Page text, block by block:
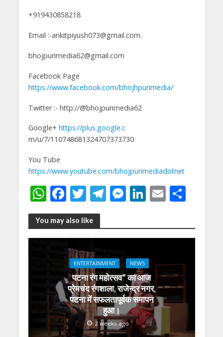
+919430858218
Email :-ankitpiyush073@gmail.com.
bhojpurimedia62@gmail.com
Facebook Page
https://www.facebook.com/bhojhpurimedia/
Twitter :- http://@bhojpurimedia62
Google+ https://plus.google.c
m/u/7/110748681324707373730
You Tube
https://www.youtube.com/bhojpurimediadotnet
W
h
at
s
p
F
ac
e
b
o
o
k
T
w
itt
er
T
e
gr
a
m
M
ss
e
n
g
er
Li
k
e
dI
n
E
ai
l
S
ar
e
You may also like
ENTERTAINMENT NEWS
पटना रंग महोत्सव” का आज
प्रेमचंद रंगशाला, राजेन्द्र नगर,
पटना में सफलतापूर्वक समापन
हुआ।
2 weeks ago